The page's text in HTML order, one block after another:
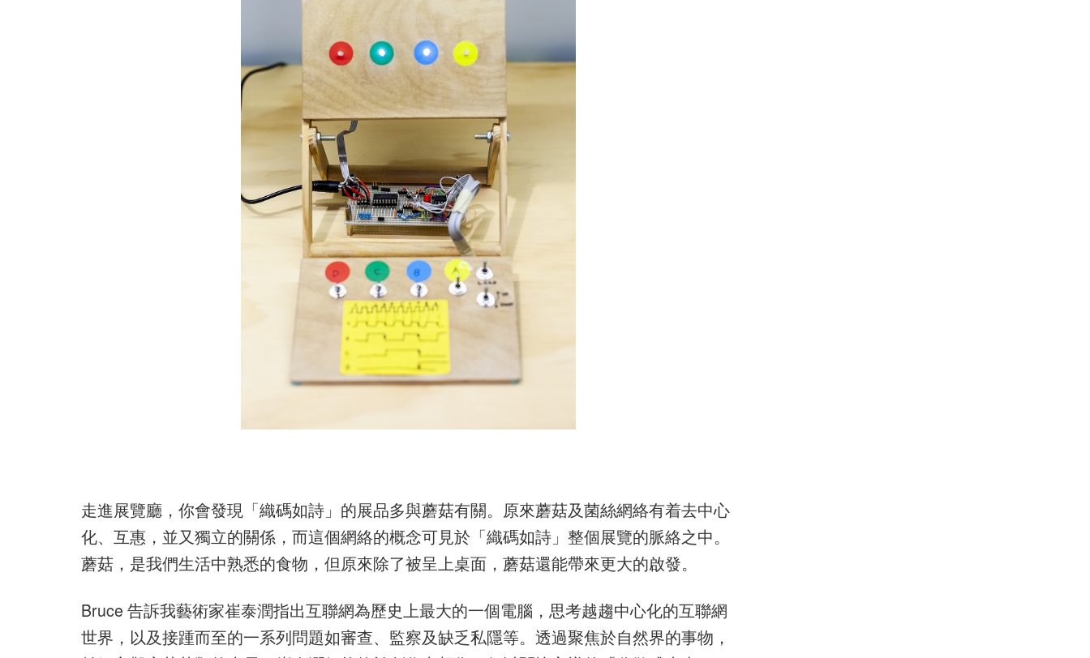
走進展覽廳，你會發現「織碼如詩」的展品多與蘑菇有關。原來蘑菇及菌絲網絡有着去中心
化、互惠，並又獨立的關係，而這個網絡的概念可見於「織碼如詩」整個展覽的脈絡之中。
蘑菇，是我們生活中熟悉的食物，但原來除了被呈上桌面，蘑菇還能帶來更大的啟發。
Bruce 告訴我藝術家崔泰潤指出互聯網為歷史上最大的一個電腦，思考越趨中心化的互聯網
世界，以及接踵而至的一系列問題如審查、監察及缺乏私隱等。透過聚焦於自然界的事物，